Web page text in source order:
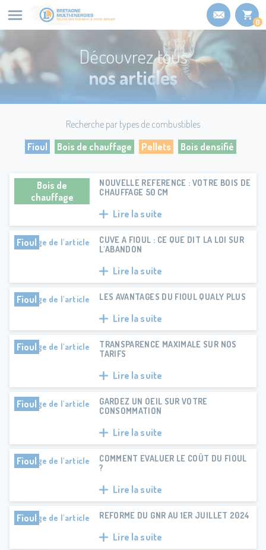
0
Découvrez tous
nos articles
Recherche par types de combustibles
Fioul
Bois de chauffage Pellets Bois densifié
Bois de
chauffage
NOUVELLE REFERENCE : VOTRE BOIS DE
CHAUFFAGE 50 CM
Lire la suite
Fioul
CUVE A FIOUL : CE QUE DIT LA LOI SUR
L'ABANDON
Lire la suite
Fioul LES AVANTAGES DU FIOUL QUALY PLUS
Lire la suite
Fioul
TRANSPARENCE MAXIMALE SUR NOS
TARIFS
Lire la suite
Fioul
GARDEZ UN OEIL SUR VOTRE
CONSOMMATION
Lire la suite
Fioul
COMMENT EVALUER LE COÛT DU FIOUL
?
Lire la suite
Fioul REFORME DU GNR AU 1ER JUILLET 2024
Lire la suite